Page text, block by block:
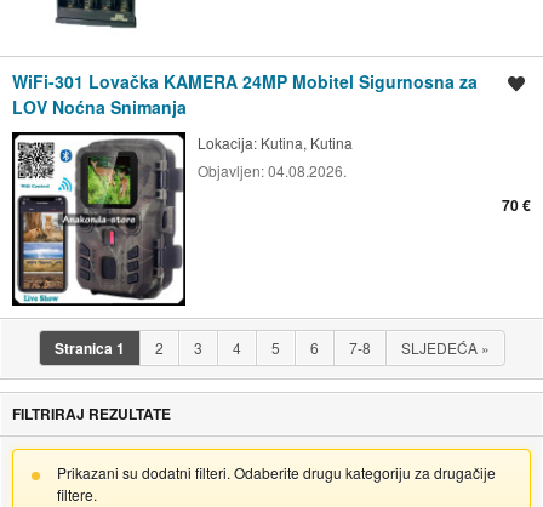
WiFi-301 Lovačka KAMERA 24MP Mobitel Sigurnosna za
LOV Noćna Snimanja
Lokacija: Kutina, Kutina
Objavljen:04.08.2026.
70 €
Stranica1 2 3 4 5 6 7-8 SLJEDEĆA »
FILTRIRAJ REZULTATE
Prikazani su dodatni filteri. Odaberite drugu kategoriju za drugačije
filtere.